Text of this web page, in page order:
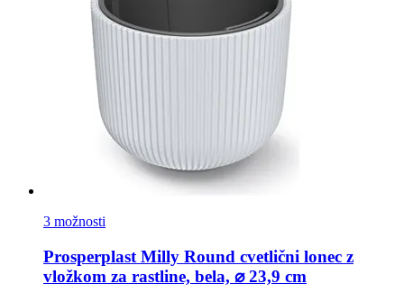
3 možnosti
Prosperplast Milly Round cvetlični lonec z
vložkom za rastline, bela, ⌀ 23,9 cm